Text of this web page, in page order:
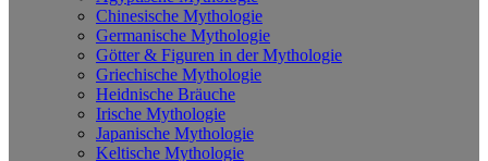
Chinesische Mythologie
Germanische Mythologie
Götter & Figuren in der Mythologie
Griechische Mythologie
Heidnische Bräuche
Irische Mythologie
Japanische Mythologie
Keltische Mythologie